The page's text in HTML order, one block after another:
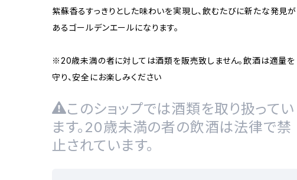
紫蘇香るすっきりとした味わいを実現し、飲むたびに新たな発見が
あるゴールデンエールになります。
※20歳未満の者に対しては酒類を販売致しません。飲酒は適量を
守り、安全にお楽しみください
このショップでは酒類を取り扱ってい
ます。20歳未満の者の飲酒は法律で禁
止されています。